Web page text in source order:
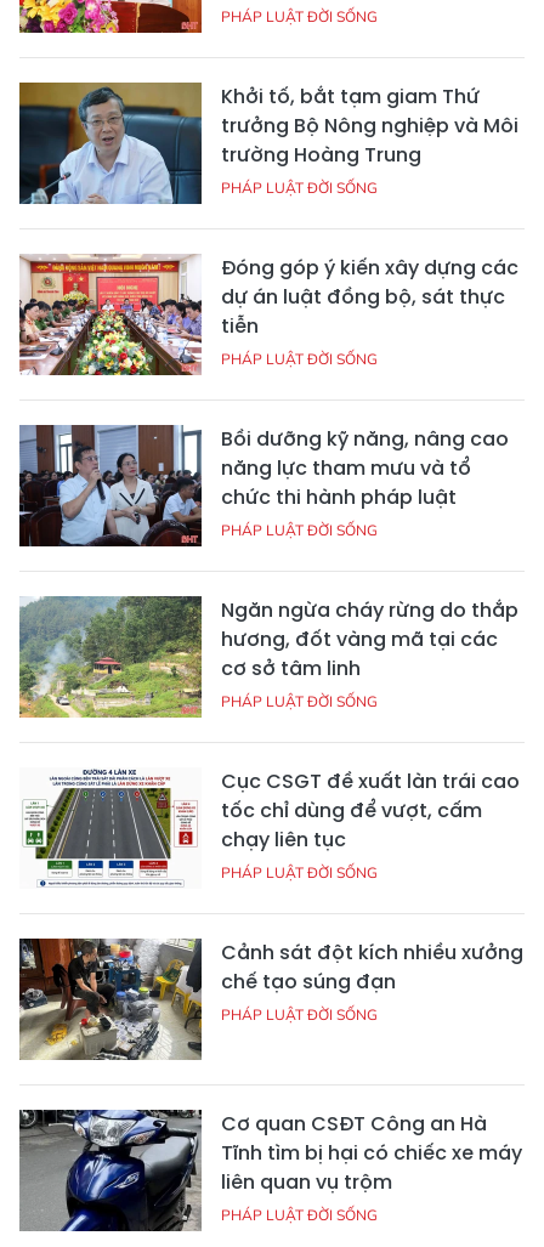
PHÁP LUẬT ĐỜI SỐNG
Khởi tố, bắt tạm giam Thứ
trưởng Bộ Nông nghiệp và Môi
trường Hoàng Trung
PHÁP LUẬT ĐỜI SỐNG
Đóng góp ý kiến xây dựng các
dự án luật đồng bộ, sát thực
tiễn
PHÁP LUẬT ĐỜI SỐNG
Bồi dưỡng kỹ năng, nâng cao
năng lực tham mưu và tổ
chức thi hành pháp luật
PHÁP LUẬT ĐỜI SỐNG
Ngăn ngừa cháy rừng do thắp
hương, đốt vàng mã tại các
cơ sở tâm linh
PHÁP LUẬT ĐỜI SỐNG
Cục CSGT đề xuất làn trái cao
tốc chỉ dùng để vượt, cấm
chạy liên tục
PHÁP LUẬT ĐỜI SỐNG
Cảnh sát đột kích nhiều xưởng
chế tạo súng đạn
PHÁP LUẬT ĐỜI SỐNG
Cơ quan CSĐT Công an Hà
Tĩnh tìm bị hại có chiếc xe máy
liên quan vụ trộm
PHÁP LUẬT ĐỜI SỐNG